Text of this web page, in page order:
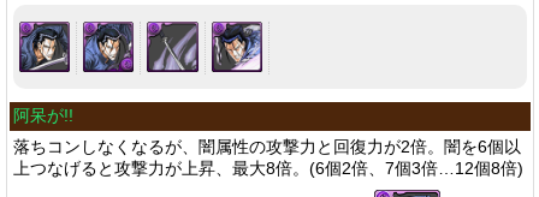
阿呆が!!
落ちコンしなくなるが、闇属性の攻撃力と回復力が2倍。闇を6個以
上つなげると攻撃力が上昇、最大8倍。(6個2倍、7個3倍…12個8倍)